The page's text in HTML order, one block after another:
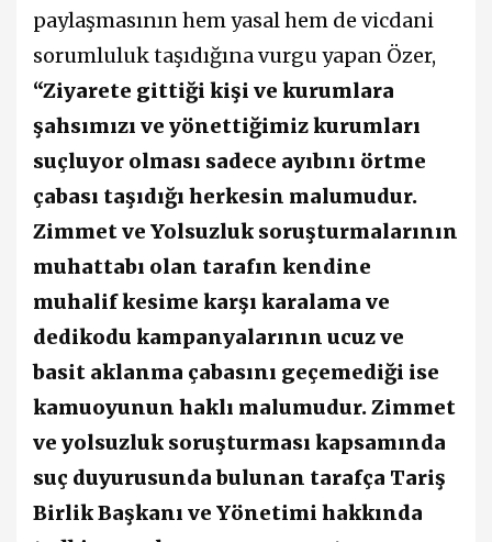
paylaşmasının hem yasal hem de vicdani
sorumluluk taşıdığına vurgu yapan Özer,
“Ziyarete gittiği kişi ve kurumlara
şahsımızı ve yönettiğimiz kurumları
suçluyor olması sadece ayıbını örtme
çabası taşıdığı herkesin malumudur.
Zimmet ve Yolsuzluk soruşturmalarının
muhattabı olan tarafın kendine
muhalif kesime karşı karalama ve
dedikodu kampanyalarının ucuz ve
basit aklanma çabasını geçemediği ise
kamuoyunun haklı malumudur. Zimmet
ve yolsuzluk soruşturması kapsamında
suç duyurusunda bulunan tarafça Tariş
Birlik Başkanı ve Yönetimi hakkında